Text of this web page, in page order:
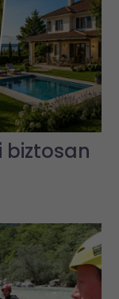
biztosan